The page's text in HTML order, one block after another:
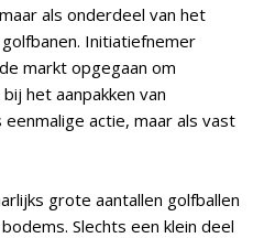
als onderdeel van het
Initiatiefnemer
markt opgegaan om
het aanpakken van
actie, maar als vast
grote aantallen golfballen
Slechts een klein deel